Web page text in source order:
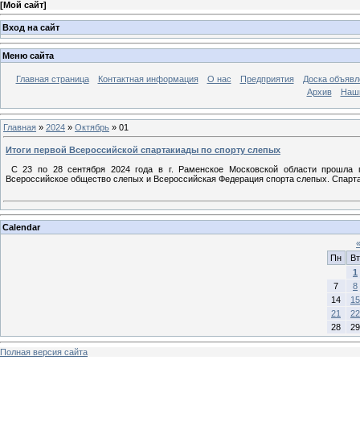
[Мой сайт]
Вход на сайт
Меню сайта
Главная страница Контактная информация О нас Предприятия
Доска
Архив
Главная » 2024 » Октябрь » 01
Итоги первой Всероссийской спартакиады по спорту слепых
С 23 по 28 сентября 2024 года в г. Раменское Московской области прошла
Всероссийское общество слепых и Всероссийская Федерация спорта слепых.
Calendar
«
Пн
Вт
1
7
8
14
15
21
22
28
29
Полная версия сайта